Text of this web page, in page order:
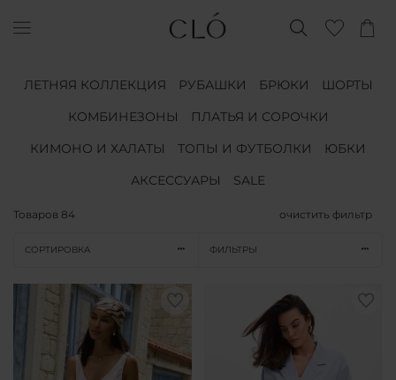
ЛЕТНЯЯ КОЛЛЕКЦИЯ РУБАШКИ БРЮКИ
ШОРТЫ
КОМБИНЕЗОНЫ
ПЛАТЬЯ И СОРОЧКИ
КИМОНО И ХАЛАТЫ
ТОПЫ И ФУТБОЛКИ
ЮБКИ
АКСЕССУАРЫ
SALE
Товаров 84 очистить фильтр
СОРТИРОВКА ФИЛЬТРЫ